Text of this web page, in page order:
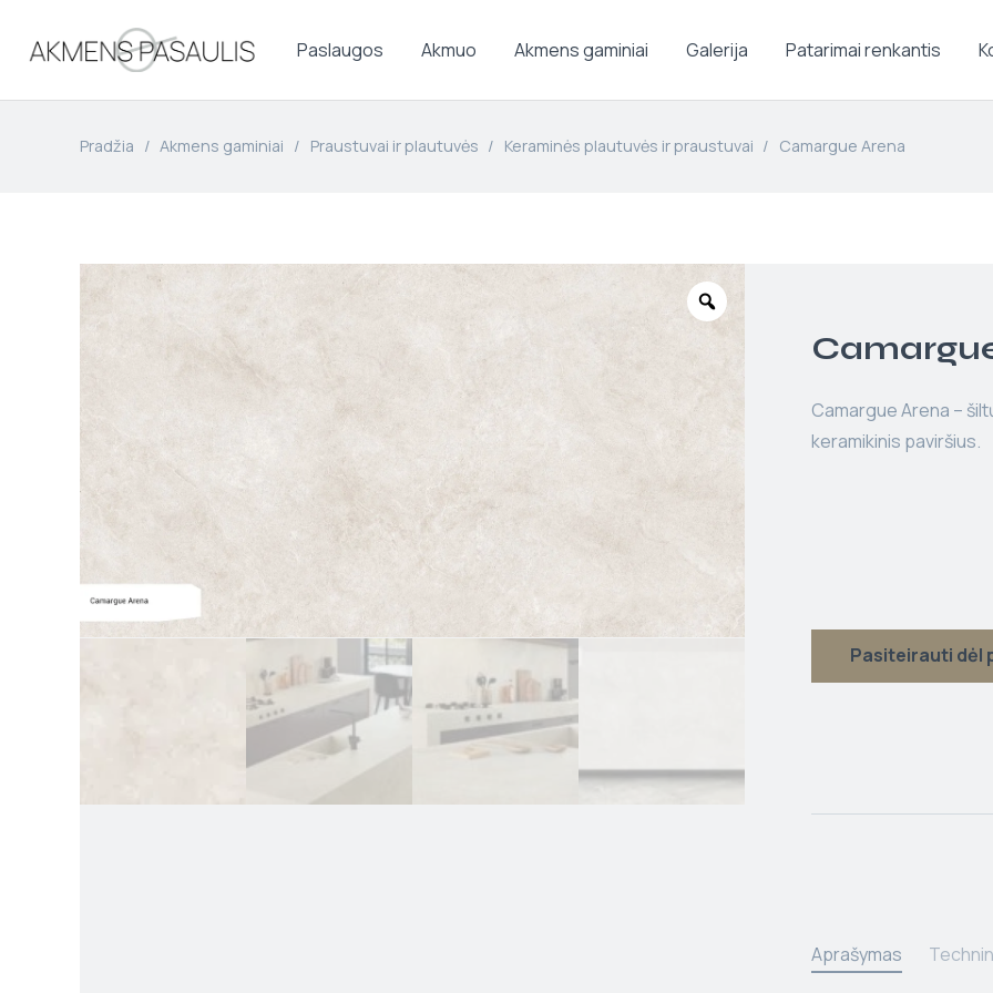
Paslaugos Akmuo Akmens gaminiai Galerija Patarimai renkantis
Pradžia / Akmens gaminiai / Praustuvai ir plautuvės / Keraminės plautuvės ir praustuvai / Camargue Arena
Camargue Arena –
keramikinis paviršius.
Pasiteirauti dėl
Aprašymas